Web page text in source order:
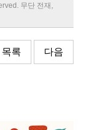
무단 전재,
목록 다음